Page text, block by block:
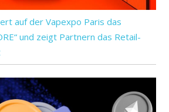
auf der Vapexpo Paris das
und zeigt Partnern das Retail-